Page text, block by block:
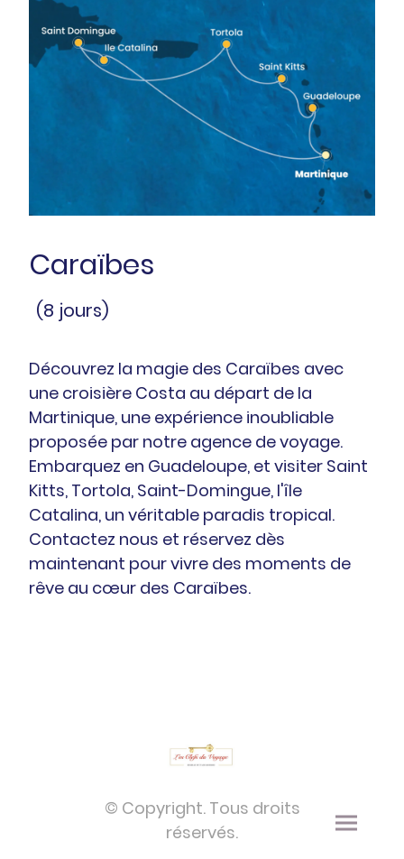
Caraïbes
(8 jours)
Découvrez la magie des Caraïbes avec
une croisière Costa au départ de la
Martinique, une expérience inoubliable
proposée par notre agence de voyage.
Embarquez en Guadeloupe, et visiter Saint
Kitts, Tortola, Saint-Domingue, l'île
Catalina, un véritable paradis tropical.
Contactez nous et réservez dès
maintenant pour vivre des moments de
rêve au cœur des Caraïbes.
© Copyright. Tous droits
réservés.